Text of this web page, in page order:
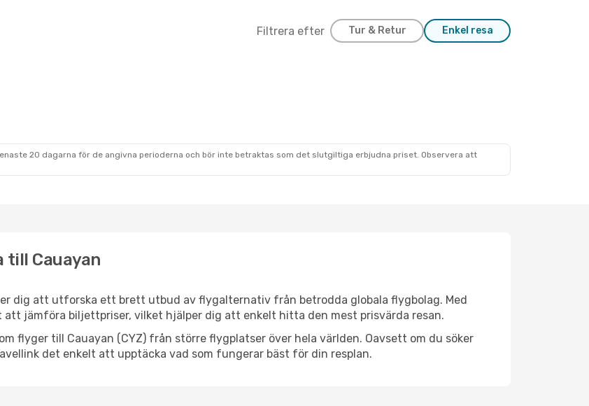
Filtrera efter Tur & Retur Enkel resa
20 dagarna för de angivna perioderna och bör inte betraktas som det slutgiltiga erbjudna priset. Observera att
till Cauayan
dig att utforska ett brett utbud av flygalternativ från betrodda globala flygbolag. Med
jämföra biljettpriser, vilket hjälper dig att enkelt hitta den mest prisvärda resan.
flyger till Cauayan (CYZ) från större flygplatser över hela världen. Oavsett om du söker
det enkelt att upptäcka vad som fungerar bäst för din resplan.